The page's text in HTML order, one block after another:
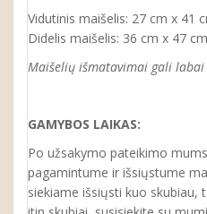
Vidutinis maišelis: 27 cm x 41
Didelis maišelis: 36 cm x 47 cm
Maišelių išmatavimai gali labai
GAMYBOS LAIKAS:
Po užsakymo pateikimo
pagamintume ir išsiųstume
siekiame išsiųsti kuo skubiau,